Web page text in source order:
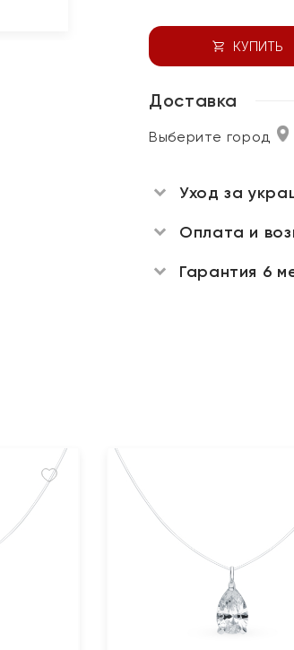
КУПИТЬ
Доставка
Выберите город
Уход за
Оплата и
Гарантия 6